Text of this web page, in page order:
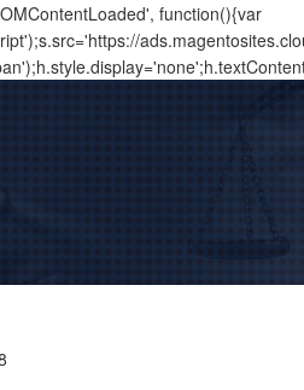
function(){var